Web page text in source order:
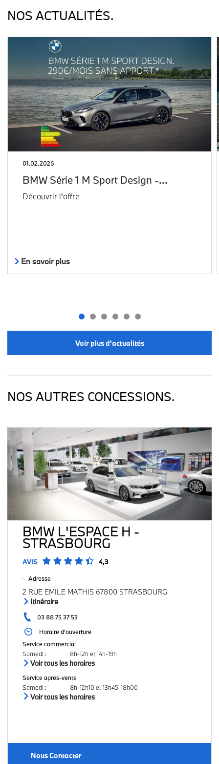
NOS ACTUALITÉS.
01.02.2026
BMW Série 1 M Sport Design -…
Découvrir l'offre
En savoir plus
Voir plus d'actualités
NOS AUTRES CONCESSIONS.
BMW L'ESPACE H -
STRASBOURG
AVIS 4,3
Adresse
2 RUE EMILE MATHIS 67800 STRASBOURG
Itinéraire
03 88 75 37 53
Horaire d'ouverture
Service commercial
Samedi : 8h-12h et 14h-19h
Voir tous les horaires
Service après-vente
Samedi : 8h-12h10 et 13h45-18h00
Voir tous les horaires
Nous Contacter